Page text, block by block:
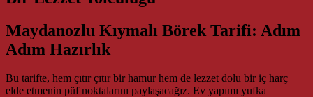
Maydanozlu Kıymalı Börek Tarifi: Adım
Adım Hazırlık
Bu tarifte, hem çıtır çıtır bir hamur hem de lezzet dolu bir iç harç
elde etmenin püf noktalarını paylaşacağız. Ev yapımı yufka